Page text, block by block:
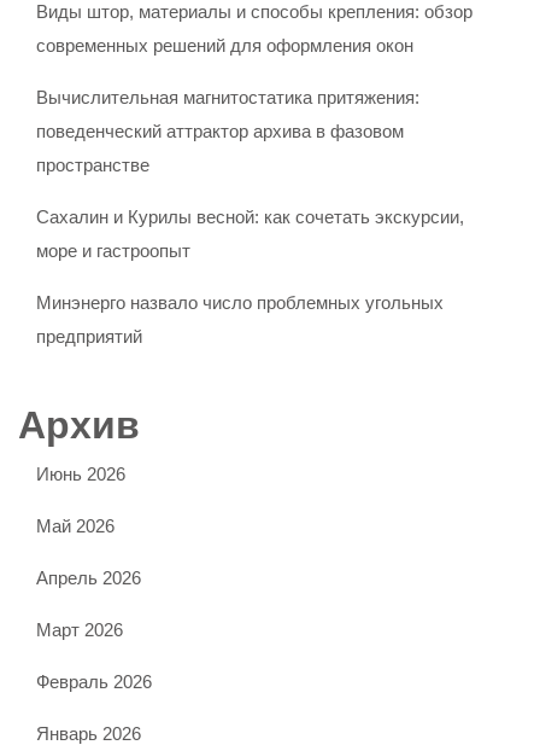
Виды штор, материалы и способы крепления: обзор
современных решений для оформления окон
Вычислительная магнитостатика притяжения:
поведенческий аттрактор архива в фазовом
пространстве
Сахалин и Курилы весной: как сочетать экскурсии,
море и гастроопыт
Минэнерго назвало число проблемных угольных
предприятий
Архив
Июнь 2026
Май 2026
Апрель 2026
Март 2026
Февраль 2026
Январь 2026